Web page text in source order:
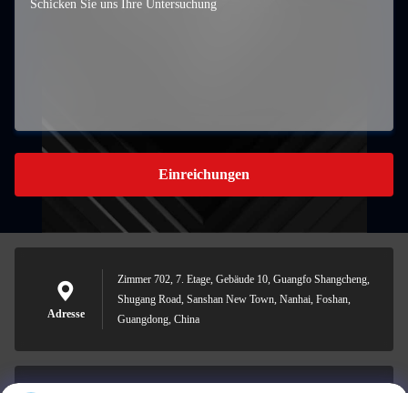
Einreichungen
Adresse
Zimmer 702, 7. Etage, Gebäude 10, Guangfo Shangcheng,
Shugang Road, Sanshan New Town, Nanhai, Foshan,
Guangdong, China